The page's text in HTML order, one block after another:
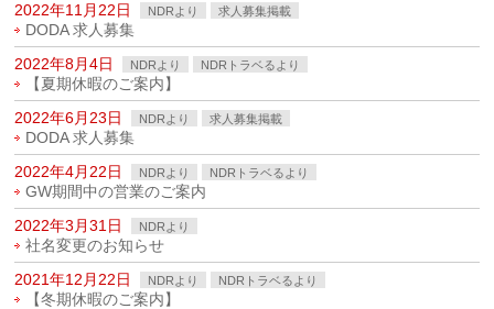
2022年11月22日
NDRより 求人募集掲載
DODA 求人募集
2022年8月4日
NDRより NDRトラベるより
【夏期休暇のご案内】
2022年6月23日
NDRより 求人募集掲載
DODA 求人募集
2022年4月22日
NDRより NDRトラベるより
GW期間中の営業のご案内
2022年3月31日
NDRより
社名変更のお知らせ
2021年12月22日
NDRより NDRトラベるより
【冬期休暇のご案内】